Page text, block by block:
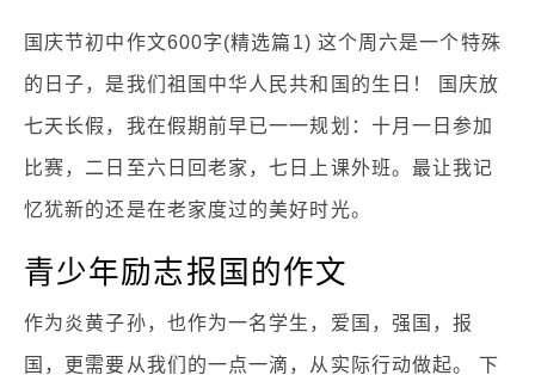
国庆节初中作文600字(精选篇1) 这个周六是一个特殊
的日子，是我们祖国中华人民共和国的生日！ 国庆放
七天长假，我在假期前早已一一规划：十月一日参加
比赛，二日至六日回老家，七日上课外班。最让我记
忆犹新的还是在老家度过的美好时光。
青少年励志报国的作文
作为炎黄子孙，也作为一名学生，爱国，强国，报
国，更需要从我们的一点一滴，从实际行动做起。 下